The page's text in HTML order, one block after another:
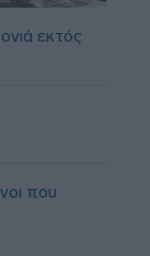
εκτός
που